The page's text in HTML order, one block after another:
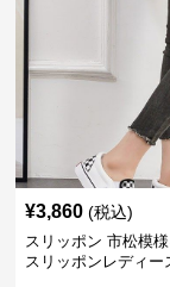
¥3,860 (税込)
スリッポン 市松模
スリッポンレディー